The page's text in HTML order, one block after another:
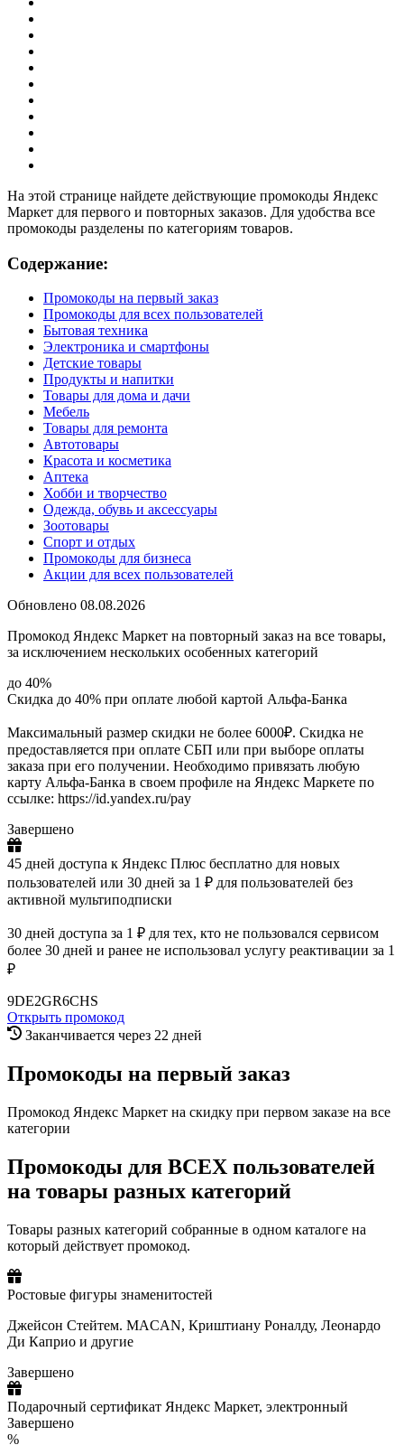
На этой странице найдете действующие промокоды Яндекс
Маркет для первого и повторных заказов. Для удобства все
промокоды разделены по категориям товаров.
Содержание:
Промокоды на первый заказ
Промокоды для всех пользователей
Бытовая техника
Электроника и смартфоны
Детские товары
Продукты и напитки
Товары для дома и дачи
Мебель
Товары для ремонта
Автотовары
Красота и косметика
Аптека
Хобби и творчество
Одежда, обувь и аксессуары
Зоотовары
Спорт и отдых
Промокоды для бизнеса
Акции для всех пользователей
Обновлено 08.08.2026
Промокод Яндекс Маркет на повторный заказ на все товары,
за исключением нескольких особенных категорий
до 40%
Скидка до 40% при оплате любой картой Альфа-Банка
Максимальный размер скидки не более 6000₽. Скидка не
предоставляется при оплате СБП или при выборе оплаты
заказа при его получении. Необходимо привязать любую
карту Альфа-Банка в своем профиле на Яндекс Маркете по
ссылке: https://id.yandex.ru/pay
Завершено
45 дней доступа к Яндекс Плюс бесплатно для новых
пользователей или 30 дней за 1 ₽ для пользователей без
активной мультиподписки
30 дней доступа за 1 ₽ для тех, кто не пользовался сервисом
более 30 дней и ранее не использовал услугу реактивации за 1
₽
9DE2GR6CHS
Открыть промокод
Заканчивается через 22 дней
Промокоды на первый заказ
Промокод Яндекс Маркет на скидку при первом заказе на все
категории
Промокоды для ВСЕХ пользователей
на товары разных категорий
Товары разных категорий собранные в одном каталоге на
который действует промокод.
Ростовые фигуры знаменитостей
Джейсон Стейтем. MACAN, Криштиану Роналду, Леонардо
Ди Каприо и другие
Завершено
Подарочный сертификат Яндекс Маркет, электронный
Завершено
%